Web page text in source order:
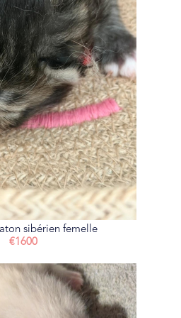
sibérien femelle
€1600